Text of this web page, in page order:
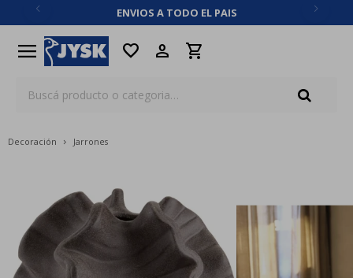
ENVIOS A TODO EL PAIS
menu favorite
Decoración Jarrones
close